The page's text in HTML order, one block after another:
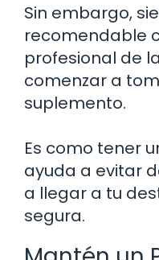
Sin embargo,
recomendable
profesional de
comenzar a
suplemento.
Es como tener
ayuda a evitar
a llegar a tu
segura.